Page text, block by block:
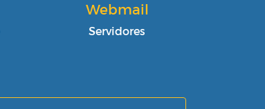
Webmail
Servidores